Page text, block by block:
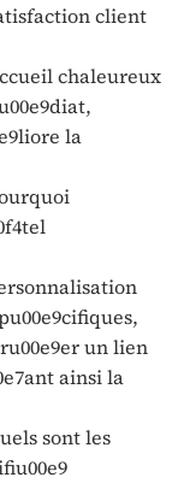
client
chaleureux
la
un lien
ainsi la
sont les